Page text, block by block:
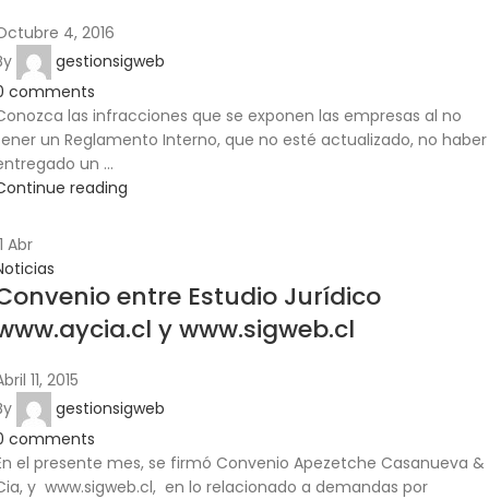
4, 2016
gestionsigweb
comments
las infracciones que se exponen las empresas al no
un Reglamento Interno, que no esté actualizado, no haber
un ...
reading
Abr
entre Estudio Jurídico
y www.sigweb.cl
11, 2015
gestionsigweb
comments
el presente mes, se firmó Convenio Apezetche Casanueva &
y www.sigweb.cl, en lo relacionado a demandas por